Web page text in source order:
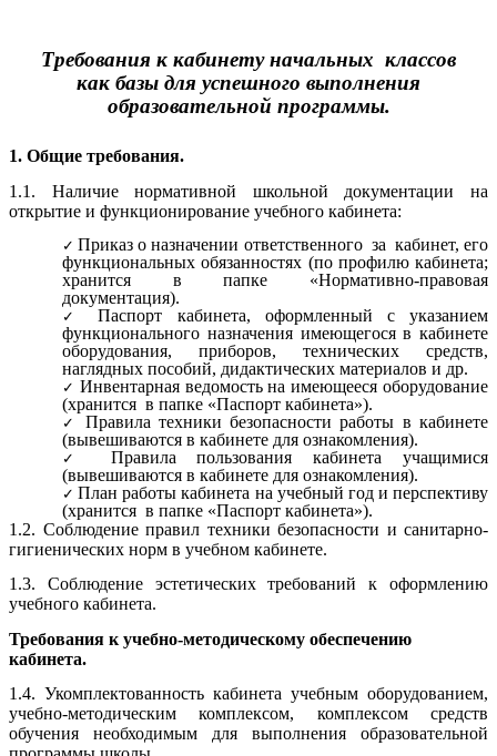
Требования к кабинету начальных классов
как базы для успешного выполнения
образовательной программы.
1. Общие требования.
1.1. Наличие нормативной школьной документации на
открытие и функционирование учебного кабинета:
Приказ о назначении ответственного за кабинет, его
функциональных обязанностях (по профилю кабинета;
хранится в папке «Нормативно-правовая
документация).
Паспорт кабинета, оформленный с указанием
функционального назначения имеющегося в кабинете
оборудования, приборов, технических средств,
наглядных пособий, дидактических материалов и др.
Инвентарная ведомость на имеющееся оборудование
(хранится в папке «Паспорт кабинета»).
Правила техники безопасности работы в кабинете
(вывешиваются в кабинете для ознакомления).
Правила пользования кабинета учащимися
(вывешиваются в кабинете для ознакомления).
План работы кабинета на учебный год и перспективу
(хранится в папке «Паспорт кабинета»).
1.2. Соблюдение правил техники безопасности и санитарно-
гигиенических норм в учебном кабинете.
1.3. Соблюдение эстетических требований к оформлению
учебного кабинета.
Требования к учебно-методическому обеспечению
кабинета.
1.4. Укомплектованность кабинета учебным оборудованием,
учебно-методическим комплексом, комплексом средств
обучения необходимым для выполнения образовательной